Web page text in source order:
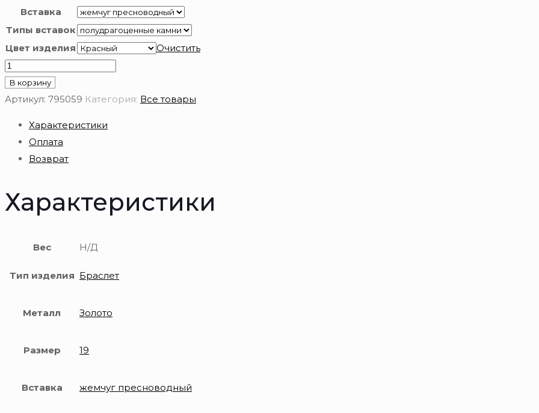
Вставка
Типы вставок
Цвет изделия
Очистить
Количество
товара
Браслет
пробы
В корзину
Артикул: 795059 Категория: Все товары
Характеристики
Оплата
Возврат
Характеристики
Вес Н/Д
Тип изделия Браслет
Металл Золото
Размер 19
Вставка жемчуг пресноводный